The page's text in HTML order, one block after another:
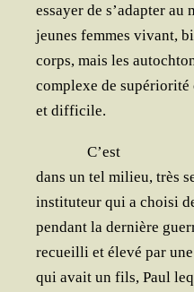
essayer de s’adapter
jeunes femmes vivant,
corps, mais les
com­plexe de
et difficile.
C’est
dans un tel milieu, très
ins­ti­tu­teur qui a choi­si
pen­dant la der­nière
recueilli et éle­vé par
qui avait un fils, Paul